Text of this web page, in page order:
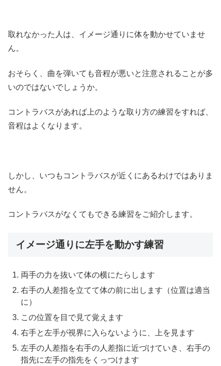
取れなかった人は、イメージ通りに体を動かせていませ
ん。
おそらく、曲を弾いても音程が悪いと注意されることが多
いのではないでしょうか。
コントラバスがあれば上のような取り方の練習をすれば、
音程はよくなります。
しかし、いつもコントラバスが近くにあるわけではありま
せん。
コントラバスがなくてもできる練習をご紹介します。
イメージ通りに左手を動かす練習
両手の力を抜いて体の横にたらします
右手の人差指を立てて体の前に出します（位置は適当
に）
この位置を目で見て覚えます
右手と左手が視界に入らないように、上を見ます
左手の人差指を右手の人差指に近づけていき、右手の
指先に左手の指先をくっつけます